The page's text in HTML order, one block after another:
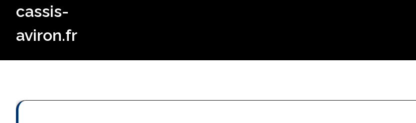
cassis-
aviron.fr